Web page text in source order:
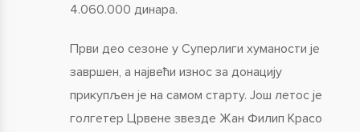
4.060.000 динара.
Први део сезоне у Суперлиги хуманости је
завршен, а највећи износ за донацију
прикупљен је на самом старту. Још летос је
голгетер Црвене звезде Жан Филип Красо